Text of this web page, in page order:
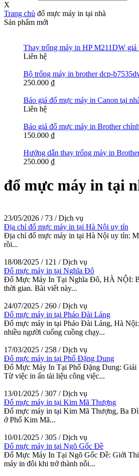
X
Trang chủ đổ mực máy in tại nhà
Sản phẩm mới
Thay trống máy in HP M211DW giá
Liên hệ
Bộ trống máy in brother dcp-
250.000 ₫
Báo giá đổ mực máy in Canon tại
Liên hệ
Báo giá đổ mực máy in Brother
150.000 ₫
Hướng dẫn thay trống máy in
250.000 ₫
đổ mực máy in tại
23/05/2026 / 73 /Dịch vụ
Địa chỉ đổ mực máy in tại Hà Nội uy tín
Địa chỉ đổ mực máy in tại Hà Nội uy tín:
rồi...
18/08/2025 / 121 /Dịch vụ
Đổ mực máy in tại Nghĩa Đô
Đổ Mực Máy In Tại Nghĩa Đô, HÀ NỘI:
thời gian. Bài viết này...
24/07/2025 / 260 /Dịch vụ
Đổ mực máy in tại Pháo Đài Láng
Đổ mực máy in tại Pháo Đài Láng, Hà Nội:
nhiều người cuống cuồng chạy...
17/03/2025 / 258 /Dịch vụ
Đổ mực máy in tại Phố Đặng Dung
Đổ Mực Máy In Tại Phố Đặng Dung: Giải
Từ việc in ấn tài liệu công việc...
13/01/2025 /307 /Dịch vụ
Đổ mực máy in tại Kim Mã Thượng
Đổ mực máy in tại Kim Mã Thượng, Ba
ở Phố Kim Mã...
10/01/2025 /305 /Dịch vụ
Đổ mực máy in tại Ngõ Gốc Đề
Đổ Mực Máy In Tại Ngõ Gốc Đề: Giới
máy in đôi khi trở thành nỗi...